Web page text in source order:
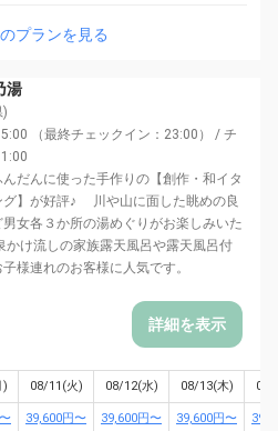
プランを見る
湯
)
（最終チェックイン：23:00） / チ
だんに使った手作りの【創作・和イタ
グ】が好評♪ 川や山に面した眺めの良
女各３か所の湯めぐりがお楽しみいた
かけ流しの家族露天風呂や露天風呂付
子様連れのお客様に人気です。
詳細を表示
) 08/11(火) 08/12(水) 08/13(木) 08/
39,600円〜 39,600円〜 39,600円〜